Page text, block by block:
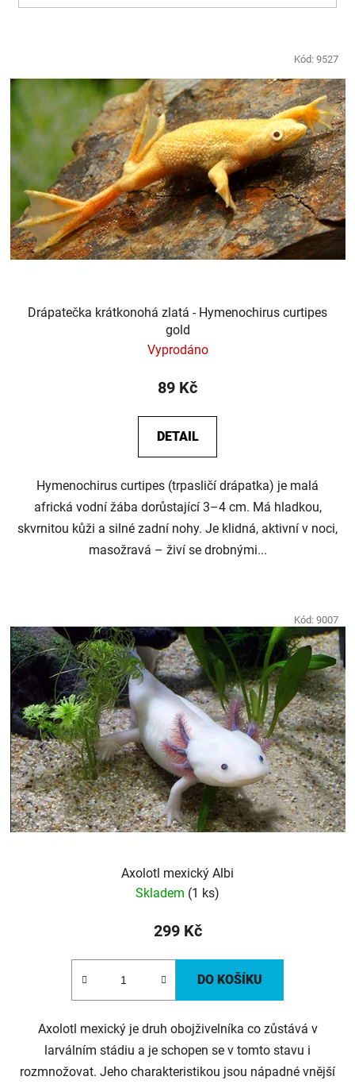
p
i
s
p
r
d
u
k
Drápatečka krátkonohá zlatá - Hymenochirus curtipes
gold
Vyprodáno
89 Kč
DETAIL
Hymenochirus curtipes (trpasličí drápatka) je malá
africká vodní žába dorůstající 3–4 cm. Má hladkou,
skvrnitou kůži a silné zadní nohy. Je klidná, aktivní v noci,
masožravá – živí se drobnými...
Kód: 9527
Axolotl mexický Albi
Skladem (1 ks)
299 Kč
DO KOŠÍKU
Axolotl mexický je druh obojživelníka co zůstává v
larválním stádiu a je schopen se v tomto stavu i
rozmnožovat. Jeho charakteristikou jsou nápadné vnější
Kód: 9007